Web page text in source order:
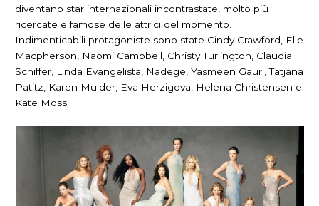
diventano star internazionali incontrastate, molto più
ricercate e famose delle attrici del momento.
Indimenticabili protagoniste sono state Cindy Crawford, Elle
Macpherson, Naomi Campbell, Christy Turlington, Claudia
Schiffer, Linda Evangelista, Nadege, Yasmeen Gauri, Tatjana
Patitz, Karen Mulder, Eva Herzigova, Helena Christensen e
Kate Moss.